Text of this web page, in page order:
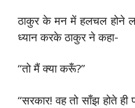
ठाकुर के मन में हलचल होने
ध्यान करके ठाकुर ने कहा-
“तो मैं क्या करूँ?”
“सरकार! वह तो साँझ होते